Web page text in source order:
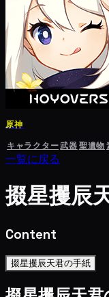
原神
キャラクター武器聖遺物
一覧に戻る
掇星攫辰
Content
掇星攫辰天君の手紙